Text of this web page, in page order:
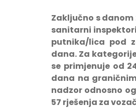
Zaključno s danom
sanitarni
putnika/lica pod
dana. Za
se primjenuje od
dana na
nadzor odnosno
57 rješenja za